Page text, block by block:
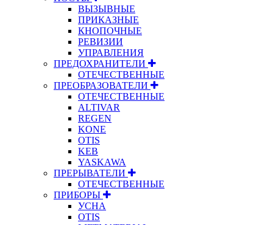
ВЫЗЫВНЫЕ
ПРИКАЗНЫЕ
КНОПОЧНЫЕ
РЕВИЗИИ
УПРАВЛЕНИЯ
ПРЕДОХРАНИТЕЛИ
ОТЕЧЕСТВЕННЫЕ
ПРЕОБРАЗОВАТЕЛИ
ОТЕЧЕСТВЕННЫЕ
ALTIVAR
REGEN
KONE
OTIS
KEB
YASKAWA
ПРЕРЫВАТЕЛИ
ОТЕЧЕСТВЕННЫЕ
ПРИБОРЫ
УСНА
OTIS